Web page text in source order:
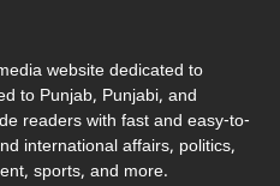
website dedicated to
to Punjab, Punjabi, and
readers with fast and easy-to-
international affairs, politics,
sports, and more.